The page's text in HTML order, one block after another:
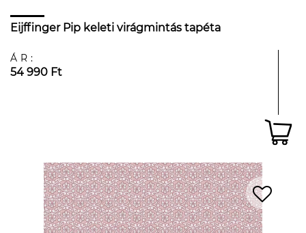
Eijffinger Pip keleti virágmintás tapéta
ÁR:
54 990 Ft